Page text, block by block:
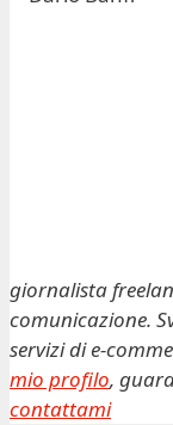
giornalista
comunicazione.
servizi di e-
mio profilo,
contattami